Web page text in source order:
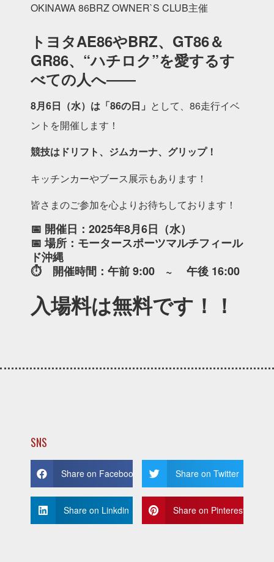
OKINAWA 86BRZ OWNER`S CLUB主催
トヨタAE86やBRZ、GT86＆
GR86、“ハチロク”を愛するす
べての人へ――
8月6日（水）は「86の日」 として、86走行イベ
ントを開催します！
競技はドリフト、ジムカーナ、グリップ！
キッチンカーやブース展示もあります！
皆さまのご参加を心よりお待ちしております！
📅 開催日：2025年8月6日（水）
📅 場所：モータースポーツマルチフィール
ド沖縄
⏱ 開催時間：午前 9:00 ~ 午後 16:00
入場料は無料です！！
SNS
Share on Facebook Share on Twitter
Share on Linkdin Share on Pinterest